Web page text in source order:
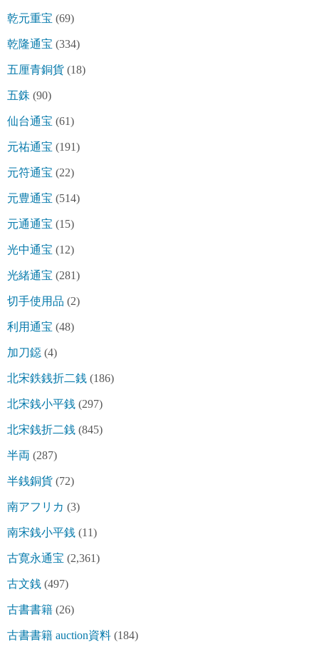
乾元重宝 (69)
乾隆通宝 (334)
五厘青銅貨 (18)
五銖 (90)
仙台通宝 (61)
元祐通宝 (191)
元符通宝 (22)
元豊通宝 (514)
元通通宝 (15)
光中通宝 (12)
光緒通宝 (281)
切手使用品 (2)
利用通宝 (48)
加刀鐚 (4)
北宋鉄銭折二銭 (186)
北宋銭小平銭 (297)
北宋銭折二銭 (845)
半両 (287)
半銭銅貨 (72)
南アフリカ (3)
南宋銭小平銭 (11)
古寛永通宝 (2,361)
古文銭 (497)
古書書籍 (26)
古書書籍 auction資料 (184)